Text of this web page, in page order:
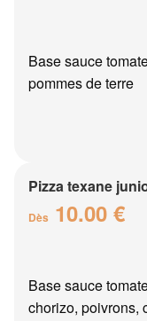
Base sauce
pommes de terre
Pizza texane
Dès 10.00 €
Base sauce
chorizo, poivrons,